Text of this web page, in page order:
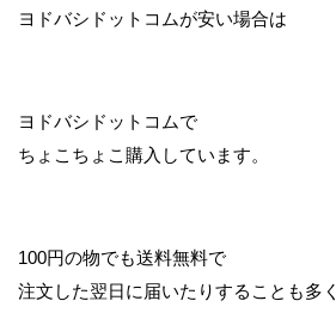
ヨドバシドットコムが安い場合は
ヨドバシドットコムで
ちょこちょこ購入しています。
100円の物でも送料無料で
注文した翌日に届いたりすることも多く